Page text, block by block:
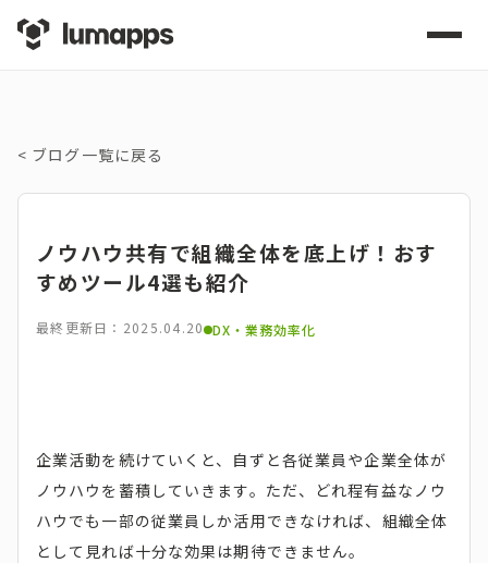
< ブログ一覧に戻る
ノウハウ共有で組織全体を底上げ！おす
すめツール4選も紹介
最終更新日：2025.04.20 DX・業務効率化
企業活動を続けていくと、自ずと各従業員や企業全体が
ノウハウを蓄積していきます。ただ、どれ程有益なノウ
ハウでも一部の従業員しか活用できなければ、組織全体
として見れば十分な効果は期待できません。